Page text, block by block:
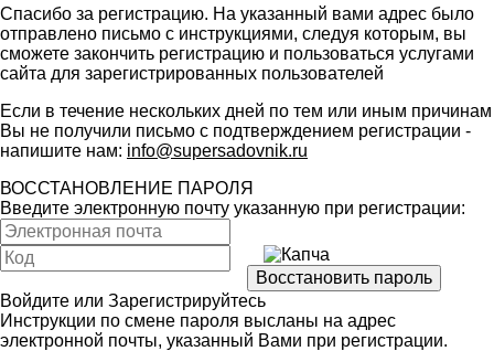
Спасибо за регистрацию. На указанный вами адрес было
отправлено письмо с инструкциями, следуя которым, вы
сможете закончить регистрацию и пользоваться услугами
сайта для зарегистрированных пользователей
Если в течение нескольких дней по тем или иным причинам
Вы не получили письмо с подтверждением регистрации -
напишите нам: info@supersadovnik.ru
ВОССТАНОВЛЕНИЕ ПАРОЛЯ
Введите электронную почту указанную при регистрации:
Войдите или Зарегистрируйтесь
Инструкции по смене пароля высланы на адрес
электронной почты, указанный Вами при регистрации.